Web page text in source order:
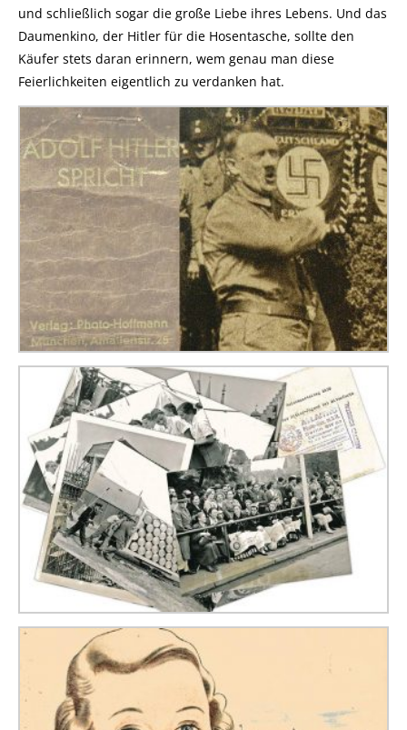
und schließlich sogar die große Liebe ihres Lebens. Und das
Daumenkino, der Hitler für die Hosentasche, sollte den
Käufer stets daran erinnern, wem genau man diese
Feierlichkeiten eigentlich zu verdanken hat.